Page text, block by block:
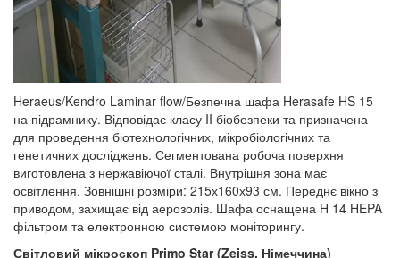
Heraeus/Kendro Laminar flow/Безпечна шафа Herasafe HS 15
на підрамнику. Відповідає класу II біобезпеки та призначена
для проведення біотехнологічних, мікробіологічних та
генетичних досліджень. Сегментована робоча поверхня
виготовлена з нержавіючої сталі. Внутрішня зона має
освітлення. Зовнішні розміри: 215х160х93 см. Переднє вікно з
приводом, захищає від аерозолів. Шафа оснащена H 14 HEPA
фільтром та електронною системою моніторингу.
Світловий мікроскоп Primo Star(Zeiss, Німеччина)